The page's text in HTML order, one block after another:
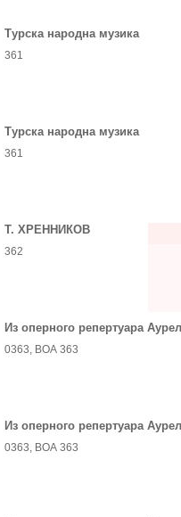
Турска народна музика
361
Турска народна музика
361
Т. ХРЕННИКОВ
362
Из оперного репертуара
0363, ВОА 363
Из оперного репертуара
0363, ВОА 363